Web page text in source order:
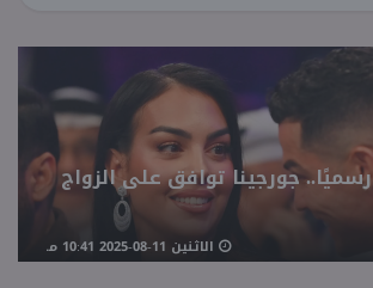
الثانوية العامة 2026
أخبار ساخنة
فنجان قهوة
جورجينا توافق على الزواج
الاثنين 11-08-2025 10:41 مـ